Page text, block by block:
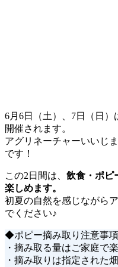
6月6日（土）、7日（日）
開催されます。
アグリネーチャーいいじ
です！
この2日間は、 飲食・ポピ
楽しめます。
初夏の自然を感じながら
でください♪
◆ポピー摘み取り注意事
・摘み取る量はご家庭で
・摘み取りは指定された